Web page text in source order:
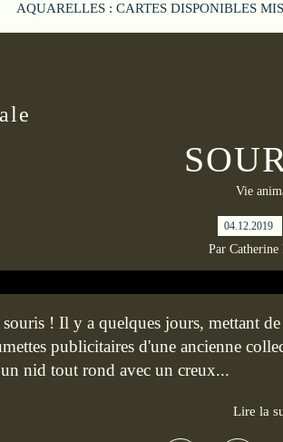
AQUARELLES : CARTES DISPONIBLES
Vie
04.12.2019
Par Catherine
souris ! Il y a quelques jours, mettant
publicitaires d'une ancienne
un nid tout rond avec un creux...
Lire la